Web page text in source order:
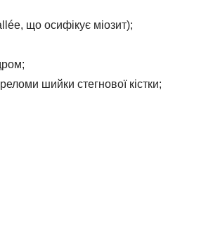
що осифікує міозит);
шийки стегнової кістки;